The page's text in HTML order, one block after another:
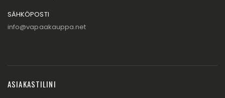
SÄHKÖPOSTI
info@vapaakauppa.net
ASIAKASTILINI